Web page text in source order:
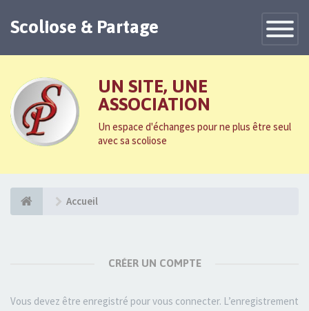
Toggle
Scoliose & Partage
UN SITE, UNE
ASSOCIATION
Un espace d'échanges pour ne plus être seul
avec sa scoliose
Accueil
CRÉER UN COMPTE
Vous devez être enregistré pour vous connecter. L’enregistrement